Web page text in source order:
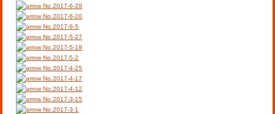
No.2017-6-29
No.2017-6-20
No.2017-6-5
No.2017-5-27
No.2017-5-19
No.2017-5-2
No.2017-4-25
No.2017-4-17
No.2017-4-12
No.2017-3-15
No.2017-3-1